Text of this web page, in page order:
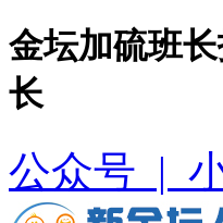
金坛加硫班
长
公众号 |